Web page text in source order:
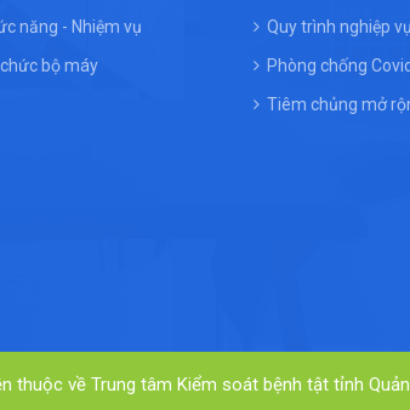
năng - Nhiệm vụ
bộ máy
Quy trình nghiệp vụ
Phòng chống
Tiêm chủng mở
thuộc về Trung tâm Kiểm soát bệnh tật tỉnh